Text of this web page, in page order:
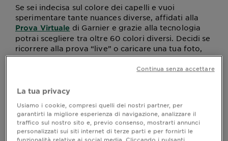
Se sei indecisa sul colore dei capelli e vuoi
sperimentare tante nuances diverse, affidati alla
Prova Virtuale di Garnier e grazie alla tecnologia
potrai scegliere tra oltre 60 colori diversi. Decidi se
ricorrere alla prova “live” o caricare una tua foto,
scegli la colorazione preferita e condividi il
risultato; provare tante colorazioni
divertente!
colore tono su tono, il riflessante necessità che si
scelga unatonalità vicina alla propriain modo da
ottenere un effetto il più possibile naturale.
La tua privacy
Usiamo i cookie, compresi quelli dei nostri partner, per
garantirti la migliore esperienza di navigazione, analizzare il
traffico sul nostro sito e, previo consenso, mostrarti annunci
personalizzati sui siti internet di terze parti e per fornirti le
funzionalità relative ai social media. Cliccando i pulsanti
Continua senza accettare